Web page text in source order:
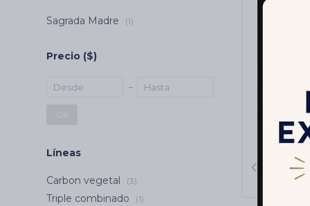
Sagrada Madre (1)
Precio ($)
Líneas
Carbon vegetal (3)
Triple combinado (1)